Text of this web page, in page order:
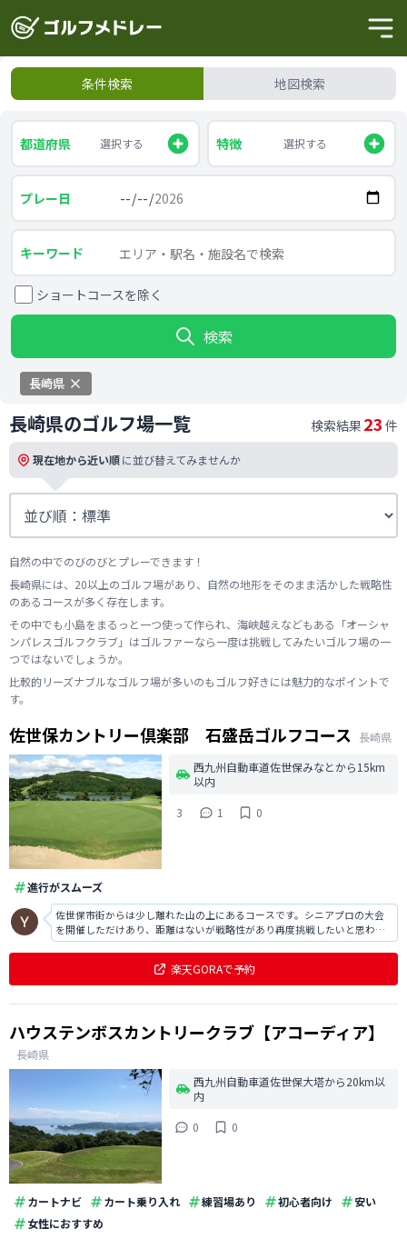
条件検索 地図検索
都道府県 選択する 特徴 選択する
プレー日
キーワード
ショートコースを除く
検索
長崎県
長崎県のゴルフ場一覧 検索結果 23 件
現在地から近い順に並び替えてみませんか
自然の中でのびのびとプレーできます！
長崎県には、20以上のゴルフ場があり、自然の地形をそのまま活かした戦略性
のあるコースが多く存在します。
その中でも小島をまるっと一つ使って作られ、海峡越えなどもある「オーシャ
ンパレスゴルフクラブ」はゴルファーなら一度は挑戦してみたいゴルフ場の一
つではないでしょうか。
比較的リーズナブルなゴルフ場が多いのもゴルフ好きには魅力的なポイントで
す。
佐世保カントリー倶楽部 石盛岳ゴルフコース 長崎県
西九州自動車道佐世保みなとから15km
以内
3
1 0
進行がスムーズ
佐世保市街からは少し離れた山の上にあるコースです。シニアプロの大会
を開催しただけあり、距離はないが戦略性があり再度挑戦したいと思わせ
るゴルフ場です。
楽天GORAで予約
ハウステンボスカントリークラブ【アコーディア】
長崎県
西九州自動車道佐世保大塔から20km以
内
0
0
カートナビ カート乗り入れ 練習場あり 初心者向け
安い
女性におすすめ